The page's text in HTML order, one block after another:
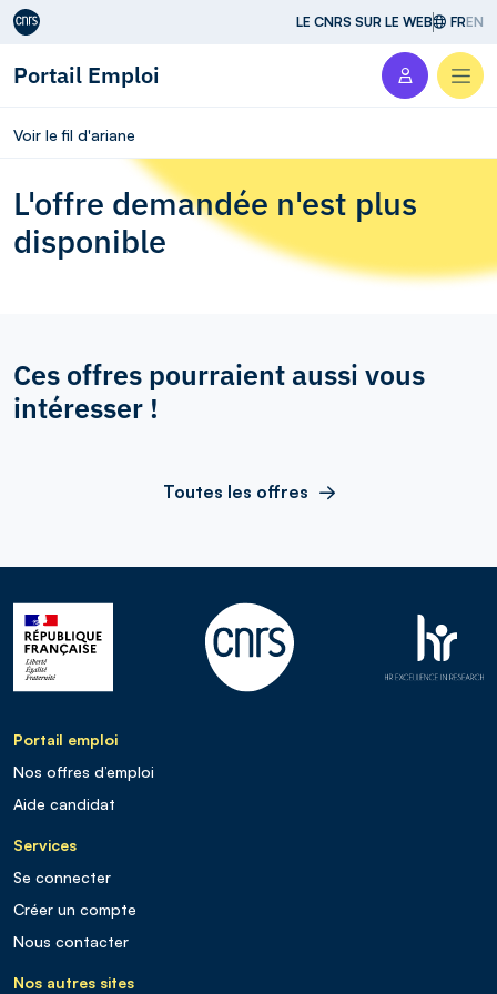
Aller au contenu LE CNRS SUR LE WEB FREN
Portail Emploi
Voir le fil d'ariane
L'offre demandée n'est plus
disponible
Ces offres pourraient aussi vous
intéresser !
Toutes les offres
Portail emploi
Nos offres d’emploi
Aide candidat
Services
Se connecter
Créer un compte
Nous contacter
Nos autres sites